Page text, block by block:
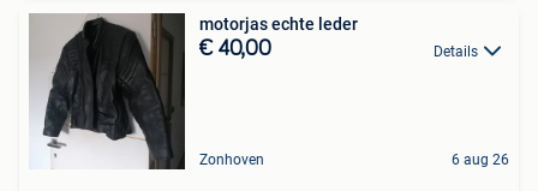
motorjas echte leder
€ 40,00 Details
Zonhoven 6 aug 26